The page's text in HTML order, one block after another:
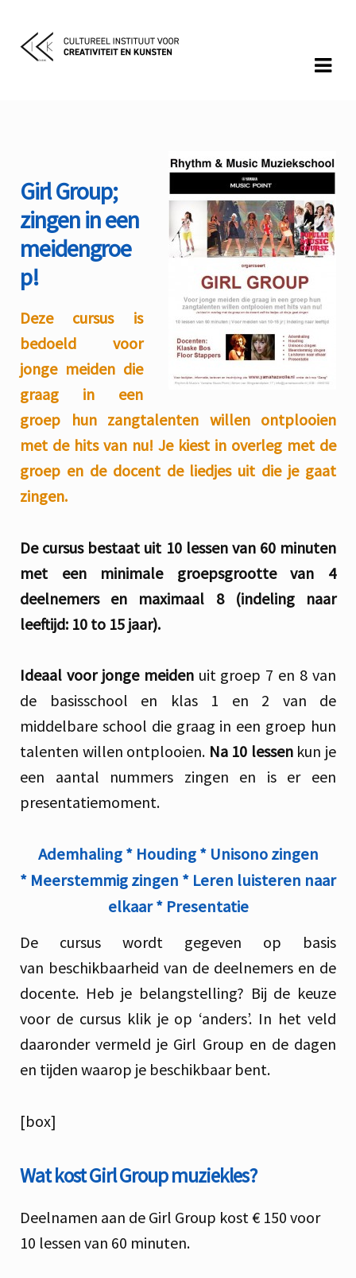
Skip
to
Skip
to
Girl Group;
zingen in een
meidengroe
p!
Deze cursus is
bedoeld voor
jonge meiden die
graag in een
groep hun zangtalenten willen ontplooien
met de hits van nu! Je kiest in overleg met de
groep en de docent de liedjes uit die je gaat
zingen.
De cursus bestaat uit 10 lessen van 60 minuten
met een minimale groepsgrootte van 4
deelnemers en maximaal 8 (indeling naar
leeftijd: 10 to 15 jaar).
Ideaal voor jonge meiden uit groep 7 en 8 van
de basisschool en klas 1 en 2 van de
middelbare school die graag in een groep hun
talenten willen ontplooien. Na 10 lessenkun je
een aantal nummers zingen en is er een
presentatiemoment.
Ademhaling * Houding * Unisono zingen
* Meerstemmig zingen * Leren luisteren naar
elkaar * Presentatie
De cursus wordt gegeven op basis
van beschikbaarheid van de deelnemers en de
docente. Heb je belangstelling? Bij de keuze
voor de cursus klik je op ‘anders’. In het veld
daaronder vermeld je Girl Group en de dagen
en tijden waarop je beschikbaar bent.
[box]
Wat kost Girl Group muziekles?
Deelnamen aan de Girl Group kost € 150 voor
10 lessen van 60 minuten.